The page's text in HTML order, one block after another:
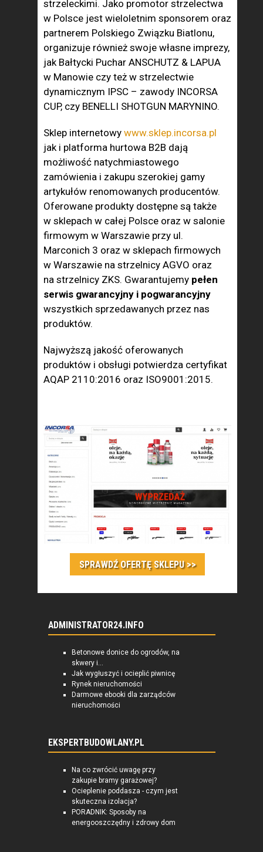
strzeleckimi. Jako promotor strzelectwa
w Polsce jest wieloletnim sponsorem oraz
partnerem Polskiego Związku Biatlonu,
organizuje również swoje własne imprezy,
jak Bałtycki Puchar ANSCHUTZ & LAPUA
w Manowie czy też w strzelectwie
dynamicznym IPSC – zawody INCORSA
CUP, czy BENELLI SHOTGUN MARYNINO.
Sklep internetowy www.sklep.incorsa.pl
jak i platforma hurtowa B2B dają
możliwość natychmiastowego
zamówienia i zakupu szerokiej gamy
artykułów renomowanych producentów.
Oferowane produkty dostępne są także
w sklepach w całej Polsce oraz w salonie
firmowym w Warszawie przy ul.
Marconich 3 oraz w sklepach firmowych
w Warszawie na strzelnicy AGVO oraz
na strzelnicy ZKS. Gwarantujemy pełen
serwis gwarancyjny i pogwarancyjny
wszystkich sprzedawanych przez nas
produktów.
Najwyższą jakość oferowanych
produktów i obsługi potwierdza certyfikat
AQAP 2110:2016 oraz ISO9001:2015.
SPRAWDŹ OFERTĘ SKLEPU >>
ADMINISTRATOR24.INFO
Betonowe donice do ogrodów, na
skwery i...
Jak wygłuszyć i ocieplić piwnicę
Rynek nieruchomości
Darmowe ebooki dla zarządców
nieruchomości
EKSPERTBUDOWLANY.PL
Na co zwrócić uwagę przy
zakupie bramy garażowej?
Ocieplenie poddasza - czym jest
skuteczna izolacja?
PORADNIK: Sposoby na
energooszczędny i zdrowy dom